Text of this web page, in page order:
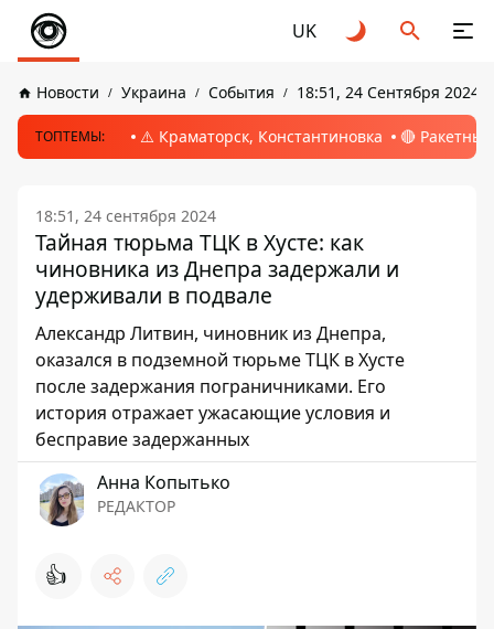
UK
Новости Украина События 18:51, 24 Сентября 2024
ТОПТЕМЫ: ⚠️ Краматорск, Константиновка 🔴
18:51, 24 сентября 2024
Тайная тюрьма ТЦК в Хусте: как
чиновника из Днепра задержали и
удерживали в подвале
Александр Литвин, чиновник из Днепра,
оказался в подземной тюрьме ТЦК в Хусте
после задержания пограничниками. Его
история отражает ужасающие условия и
бесправие задержанных
Анна Копытько
РЕДАКТОР
👍